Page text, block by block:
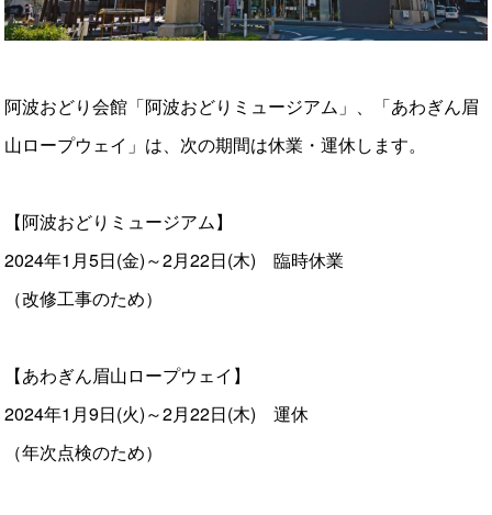
阿波おどり会館「阿波おどりミュージアム」、「あわぎん眉
山ロープウェイ」は、次の期間は休業・運休します。
【阿波おどりミュージアム】
2024年1月5日(金)～2月22日(木) 臨時休業
（改修工事のため）
【あわぎん眉山ロープウェイ】
2024年1月9日(火)～2月22日(木) 運休
（年次点検のため）